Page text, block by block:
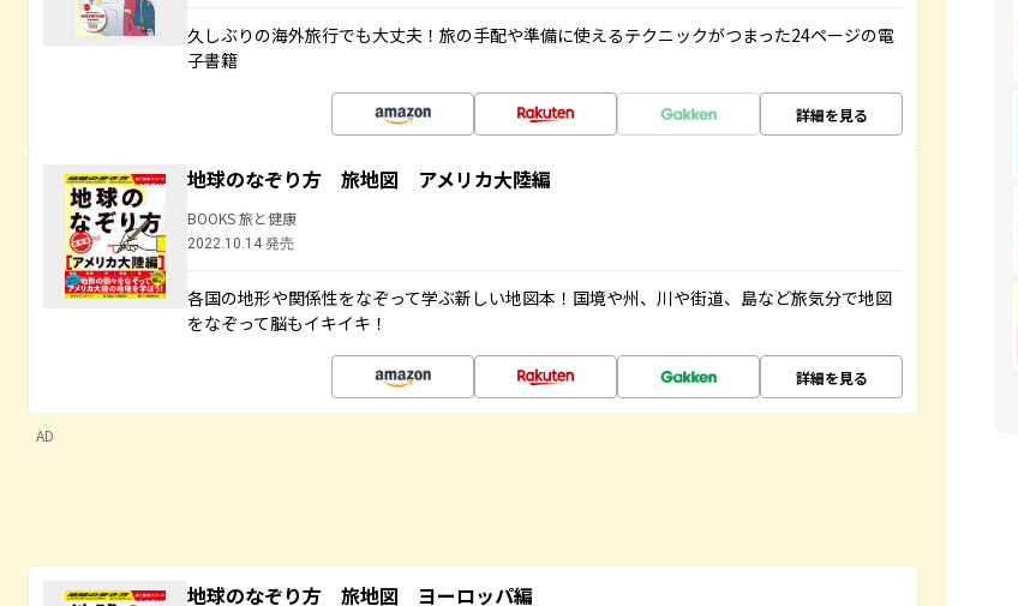
久しぶりの海外旅行でも大丈夫！旅の手配や準備に使えるテクニックがつまった24ページの電
子書籍
詳細を見る
地球のなぞり方 旅地図 アメリカ大陸編
BOOKS 旅と健康
2022.10.14 発売
各国の地形や関係性をなぞって学ぶ新しい地図本！国境や州、川や街道、島など旅気分で地図
をなぞって脳もイキイキ！
詳細を見る
AD
地球のなぞり方 旅地図 ヨーロッパ編